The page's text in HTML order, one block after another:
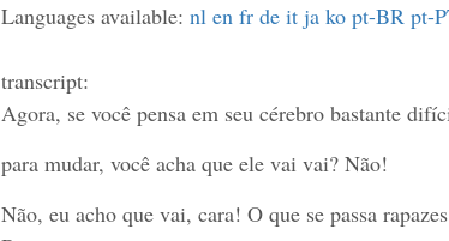
Languages available: nl en fr de it ja ko pt-BR pt-
transcript:
Agora, se você pensa em seu cérebro bastante
para mudar, você acha que ele vai vai? Não!
Não, eu acho que vai, cara! O que se passa